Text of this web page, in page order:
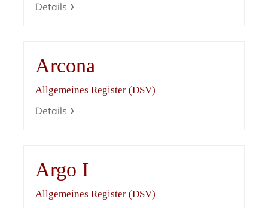
Details
Arcona
Allgemeines Register (DSV)
Details
Argo I
Allgemeines Register (DSV)